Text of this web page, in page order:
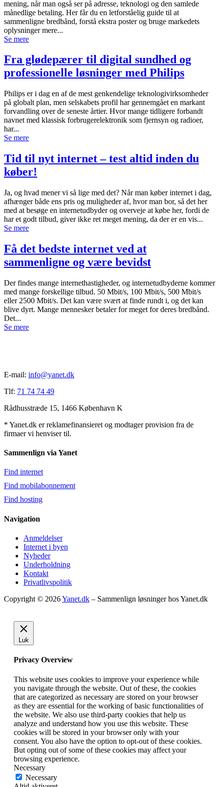
mening, når man også ser på adresse, teknologi og den samlede
månedlige betaling. Her får du en letforståelig guide til at
sammenligne bredbånd, forstå ekstra poster og bruge markedets
oplysninger mere...
Se mere
Fra glødepærer til digital sundhed og
professionelle løsninger med Philips
Philips er i dag en af de mest genkendelige teknologivirksomheder
på globalt plan, men selskabets profil har gennemgået en markant
forvandling over de seneste årtier. Hvor mange tidligere forbandt
navnet med klassisk forbrugerelektronik som fjernsyn og radioer,
har...
Se mere
Tid til nyt internet – test altid inden du
køber!
Ja, og hvad mener vi så lige med det? Når man køber internet i dag,
afhænger både ens pris og muligheder af, hvor man bor, så det her
med at besøge en internetudbyder og overveje at købe her, fordi de
har et godt tilbud, giver ikke ret meget mening, da der er en vis...
Se mere
Få det bedste internet ved at
sammenligne og være bevidst
Der findes mange internethastigheder, og internetudbyderne kommer
med mange forskellige tilbud. 50 Mbit/s, 100 Mbit/s, 500 Mbit/s
eller 2500 Mbit/s. Det kan være svært at finde rundt i, og det kan
blive dyrt. Mange mennesker betaler for meget for deres bredbånd.
Det...
Se mere
E-mail: info@yanet.dk
Tlf: 71 74 74 49
Rådhusstræde 15, 1466 København K
* Yanet.dk er reklamefinansieret og modtager provision fra de
firmaer vi henviser til.
Sammenlign via Yanet
Find internet
Find mobilabonnement
Find hosting
Navigation
Anmeldelser
Internet i byen
Nyheder
Underholdning
Kontakt
Privatlivspolitik
Copyright © 2026Yanet.dk – Sammenlign løsninger hos Yanet.dk
Luk
Privacy Overview
This website uses cookies to improve your experience while
you navigate through the website. Out of these, the cookies
that are categorized as necessary are stored on your browser
as they are essential for the working of basic functionalities of
the website. We also use third-party cookies that help us
analyze and understand how you use this website. These
cookies will be stored in your browser only with your
consent. You also have the option to opt-out of these cookies.
But opting out of some of these cookies may affect your
browsing experience.
Necessary
Necessary